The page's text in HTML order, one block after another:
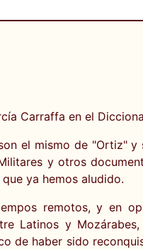
Carraffa en el
el mismo de "Ortiz"
y otros
ya hemos aludido.
remotos, y en
Latinos y
de haber sido